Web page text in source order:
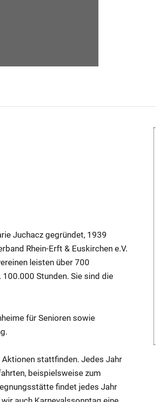
Juchacz gegründet, 1939
Rhein-Erft & Euskirchen e.V.
leisten über 700
Stunden. Sie sind die
für Senioren sowie
stattfinden. Jedes Jahr
beispielsweise zum
findet jedes Jahr